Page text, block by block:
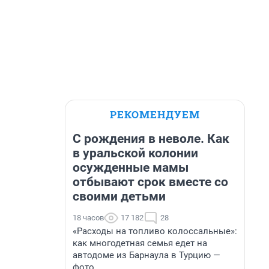
РЕКОМЕНДУЕМ
С рождения в неволе. Как
в уральской колонии
осужденные мамы
отбывают срок вместе со
своими детьми
18 часов 17 182 28
«Расходы на топливо колоссальные»:
как многодетная семья едет на
автодоме из Барнаула в Турцию —